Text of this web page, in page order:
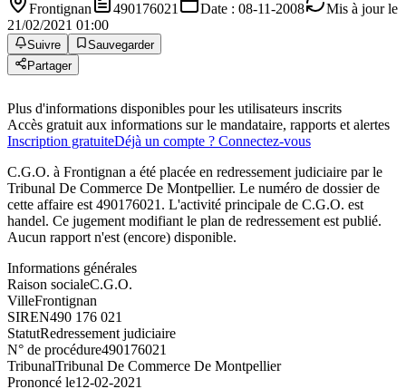
Frontignan 490176021 Date : 08-11-2008
Mis à jour le
21/02/2021 01:00
Suivre
Sauvegarder
Partager
Plus d'informations disponibles pour les utilisateurs inscrits
Accès gratuit aux informations sur le mandataire, rapports et alertes
Inscription gratuiteDéjà un compte ? Connectez-vous
C.G.O. à Frontignan a été placée en redressement judiciaire par le
Tribunal De Commerce De Montpellier. Le numéro de dossier de
cette affaire est 490176021. L'activité principale de C.G.O. est
handel. Ce jugement modifiant le plan de redressement est publié.
Aucun rapport n'est (encore) disponible.
Informations générales
Raison socialeC.G.O.
VilleFrontignan
SIREN490 176 021
StatutRedressement judiciaire
N° de procédure490176021
TribunalTribunal De Commerce De Montpellier
Prononcé le12-02-2021